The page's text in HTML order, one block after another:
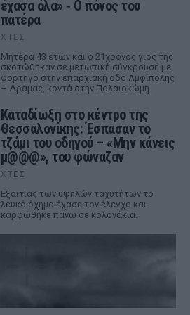
έχασα όλα» ‑ Ο πόνος του
πατέρα
ΧΤΕΣ
Μητέρα 43 ετών και ο 21χρονος γιος της
σκοτώθηκαν σε μετωπική σύγκρουση με
φορτηγό στην επαρχιακή οδό Αμφίπολης
– Δράμας, κοντά στην Παλαιοκώμη.
Καταδίωξη στο κέντρο της
Θεσσαλονίκης: Έσπασαν το
τζάμι του οδηγού – «Μην κάνεις
μ@@@», του φώναζαν
ΧΤΕΣ
Εξαιτίας των υψηλών ταχυτήτων το
λευκό όχημα έχασε τον έλεγχο και
καρφώθηκε πάνω σε κολονάκια.